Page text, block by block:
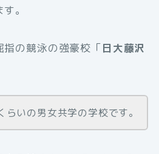
。
の競泳の強豪校「日大藤沢
らいの男女共学の学校です。